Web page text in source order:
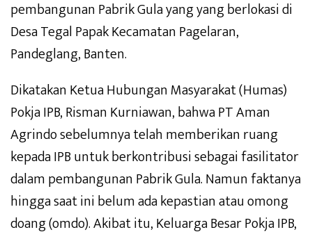
pembangunan Pabrik Gula yang yang berlokasi di
Desa Tegal Papak Kecamatan Pagelaran,
Pandeglang, Banten.
Dikatakan Ketua Hubungan Masyarakat (Humas)
Pokja IPB, Risman Kurniawan, bahwa PT Aman
Agrindo sebelumnya telah memberikan ruang
kepada IPB untuk berkontribusi sebagai fasilitator
dalam pembangunan Pabrik Gula. Namun faktanya
hingga saat ini belum ada kepastian atau omong
doang (omdo). Akibat itu, Keluarga Besar Pokja IPB,